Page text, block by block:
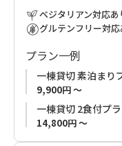
旅行好きのオーナーが
に入り家族で移住。
自宅の離れを改装して
熊野三山のひとつであ
内。
本宮方面から高野山へ
ており、中辺路、小辺
ベジタリアン対応あ
グルテンフリー対応
プラン一例
一棟貸切 素泊まり
9,900円 ～
一棟貸切 2食付プ
14,800円 ～